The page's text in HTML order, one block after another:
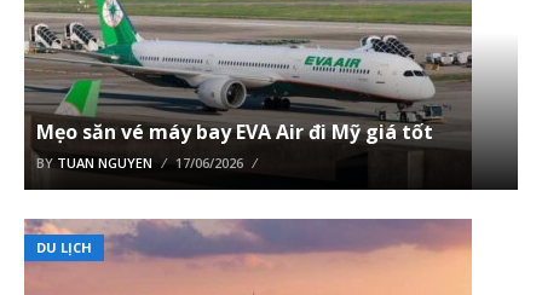
Mẹo săn vé máy bay EVA Air đi Mỹ giá tốt
BY TUAN NGUYEN 17/06/2026
DU LỊCH